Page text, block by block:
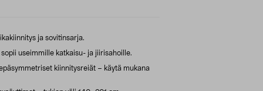
ja sovitinsarja.
useimmille katkaisu- ja jiirisahoille.
kiinnitysreiät – käytä mukana